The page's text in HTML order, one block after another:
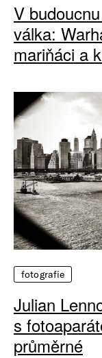
V
válka:
mariňáci a
fotografie
Julian
s
průměrné